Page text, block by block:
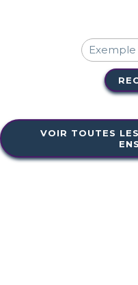
VOIR TOUTES